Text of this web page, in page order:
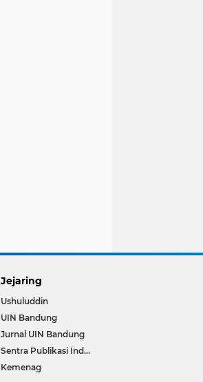
Jejaring
Ushuluddin
UIN Bandung
Jurnal UIN Bandung
Sentra Publikasi Indonesia
Kemenag